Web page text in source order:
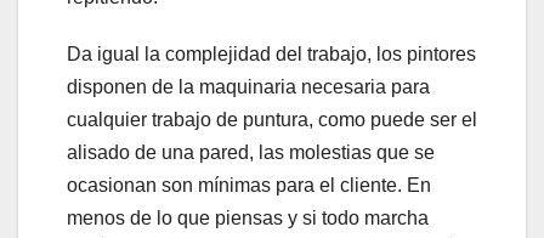
Da igual la complejidad del trabajo, los pintores
disponen de la maquinaria necesaria para
cualquier trabajo de puntura, como puede ser el
alisado de una pared, las molestias que se
ocasionan son mínimas para el cliente. En
menos de lo que piensas y si todo marcha